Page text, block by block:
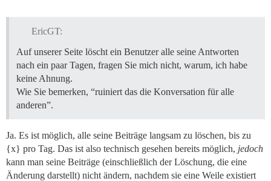
EricGT:
Auf unserer Seite löscht ein Benutzer alle seine Antworten
nach ein paar Tagen, fragen Sie mich nicht, warum, ich habe
keine Ahnung.
Wie Sie bemerken, “ruiniert das die Konversation für alle
anderen”.
Ja. Es ist möglich, alle seine Beiträge langsam zu löschen, bis zu
{x} pro Tag. Das ist also technisch gesehen bereits möglich, jedoch
kann man seine Beiträge (einschließlich der Löschung, die eine
Änderung darstellt) nicht ändern, nachdem sie eine Weile existiert